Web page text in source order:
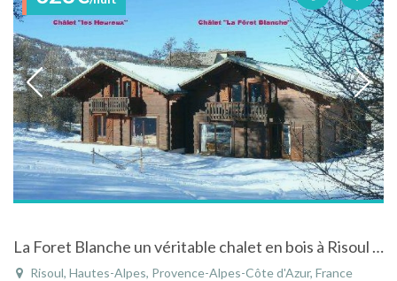
La Foret Blanche un véritable chalet en bois à Risoul - Hautes-Alpes - Provence-Alpes-Côte d'Azur
Risoul, Hautes-Alpes, Provence-Alpes-Côte d'Azur, France